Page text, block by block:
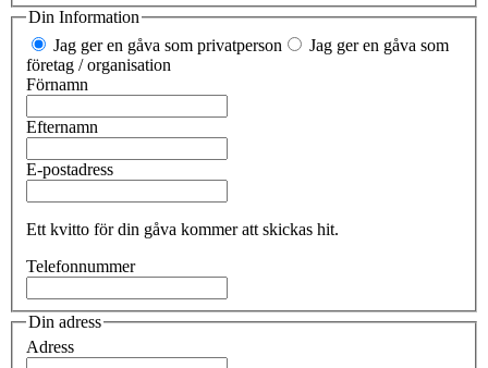
Din Information
Jag ger en gåva som privatperson
Jag ger en gåva som
företag / organisation
Förnamn
Efternamn
E-postadress
Ett kvitto för din gåva kommer att skickas hit.
Telefonnummer
Din adress
Adress